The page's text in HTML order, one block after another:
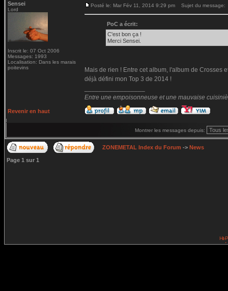
Sensei
Lord
Inscrit le: 07 Oct 2006
Messages: 1993
Localisation: Dans les marais
poitevins
Posté le: Mar Fév 11, 2014 9:29 pm Sujet du message:
PoC a écrit:
C'est bon ça !
Merci Sensei.
Mais de rien ! Entre cet album, l'album de Crosses
déjà défini mon Top 3 de 2014 !
Entre une empoisonneuse et une mauvaise
Revenir en haut
Montrer les messages depuis:
ZONEMETAL Index du Forum -> News
Page 1 sur 1